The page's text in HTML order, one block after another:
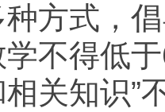
方式，
不得低
关知识”